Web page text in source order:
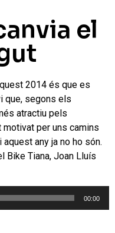
el
2014 és que es
que, segons els
atractiu pels
per uns camins
any ja no ho són.
Bike Tiana, Joan Lluís
00:00